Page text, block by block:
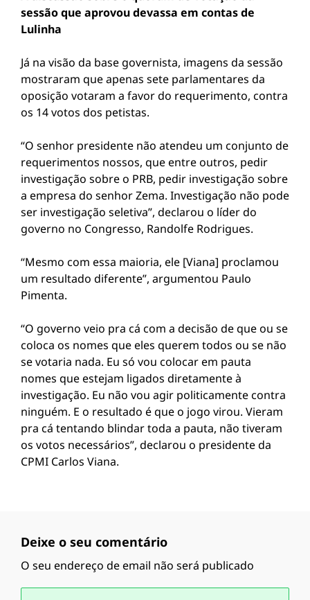
sessão que aprovou devassa em contas de
Lulinha
Já na visão da base governista, imagens da sessão
mostraram que apenas sete parlamentares da
oposição votaram a favor do requerimento, contra
os 14 votos dos petistas.
“O senhor presidente não atendeu um conjunto de
requerimentos nossos, que entre outros, pedir
investigação sobre o PRB, pedir investigação sobre
a empresa do senhor Zema. Investigação não pode
ser investigação seletiva”, declarou o líder do
governo no Congresso, Randolfe Rodrigues.
“Mesmo com essa maioria, ele [Viana] proclamou
um resultado diferente”, argumentou Paulo
Pimenta.
“O governo veio pra cá com a decisão de que ou se
coloca os nomes que eles querem todos ou se não
se votaria nada. Eu só vou colocar em pauta
nomes que estejam ligados diretamente à
investigação. Eu não vou agir politicamente contra
ninguém. E o resultado é que o jogo virou. Vieram
pra cá tentando blindar toda a pauta, não tiveram
os votos necessários”, declarou o presidente da
CPMI Carlos Viana.
Deixe o seu comentário
O seu endereço de email não será publicado